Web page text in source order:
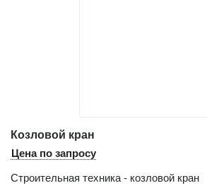
Козловой кран
Цена по запросу
Строительная техника - козловой кран